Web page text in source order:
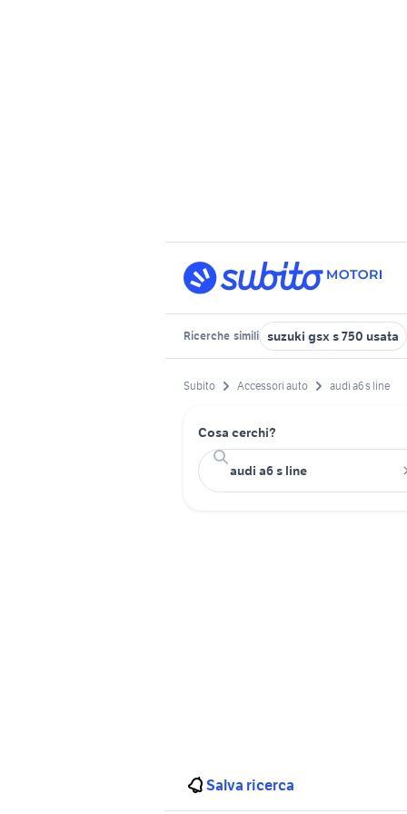
Ricerche simili suzuki gsx s 750 usata
Subito Accessori auto audi a6 s line
Cosa cerchi?
Salva ricerca